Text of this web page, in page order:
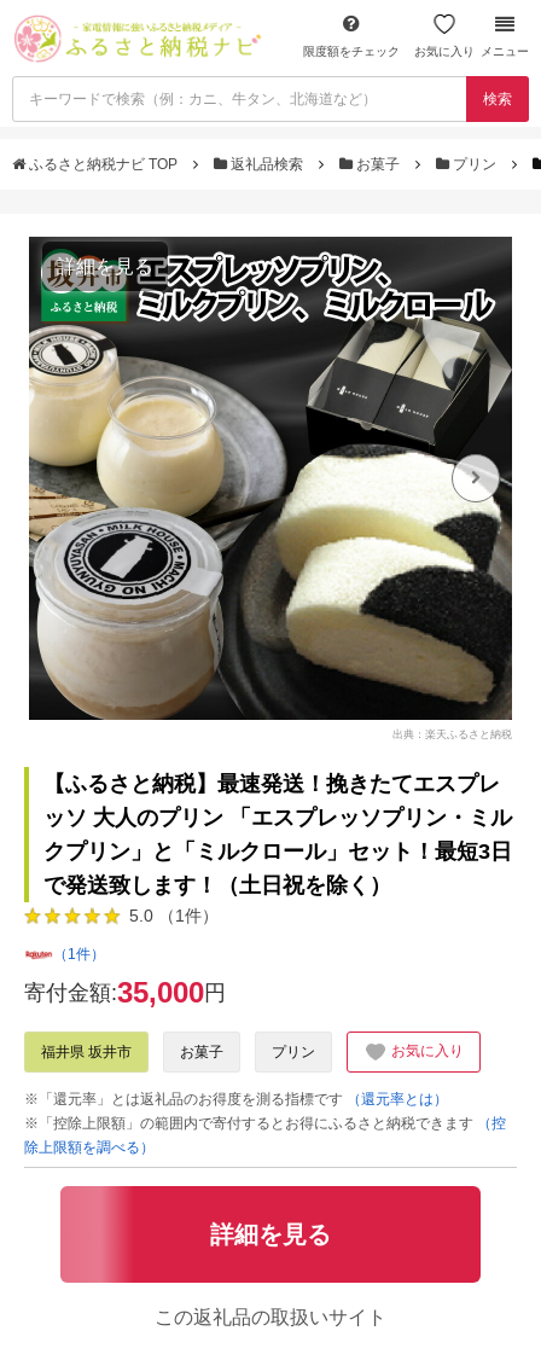
限度額をチェック お気に入り メニュー
検索
ふるさと納税ナビ TOP 返礼品検索 お菓子 プリン
詳細を見る
出典：楽天ふるさと納税
【ふるさと納税】最速発送！挽きたてエスプレ
ッソ 大人のプリン 「エスプレッソプリン・ミル
クプリン」と「ミルクロール」セット！最短3日
で発送致します！（土日祝を除く）
5.0 （1件）
（1件）
寄付金額:35,000円
福井県 坂井市 お菓子 プリン お気に入り
※「還元率」とは返礼品のお得度を測る指標です
（還元率とは）
※「控除上限額」の範囲内で寄付するとお得にふるさと納税できます
（控
除上限額を調べる）
詳細を見る
この返礼品の取扱いサイト